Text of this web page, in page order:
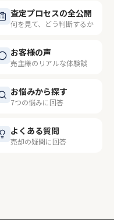
査定プロセスの全公開
何を見て、どう判断するか
お客様の声
売主様のリアルな体験談
お悩みから探す
7つの悩みに回答
よくある質問
売却の疑問に回答